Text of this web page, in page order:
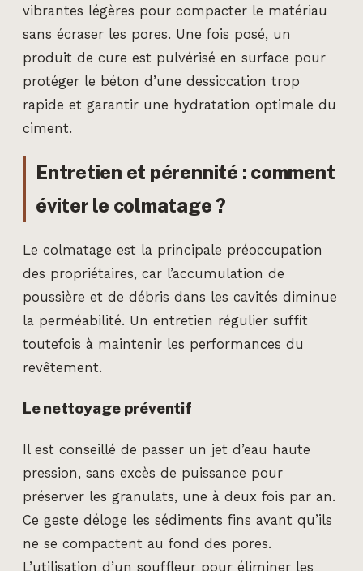
vibrantes légères pour compacter le matériau
sans écraser les pores. Une fois posé, un
produit de cure est pulvérisé en surface pour
protéger le béton d’une dessiccation trop
rapide et garantir une hydratation optimale du
ciment.
Entretien et pérennité : comment
éviter le colmatage ?
Le colmatage est la principale préoccupation
des propriétaires, car l’accumulation de
poussière et de débris dans les cavités diminue
la perméabilité. Un entretien régulier suffit
toutefois à maintenir les performances du
revêtement.
Le nettoyage préventif
Il est conseillé de passer un jet d’eau haute
pression, sans excès de puissance pour
préserver les granulats, une à deux fois par an.
Ce geste déloge les sédiments fins avant qu’ils
ne se compactent au fond des pores.
L’utilisation d’un souffleur pour éliminer les